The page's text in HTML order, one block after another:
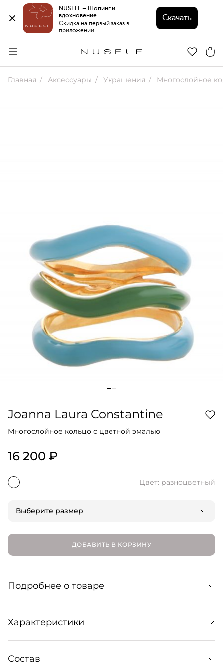
NUSELF – Шопинг и
вдохновение
Скидка на первый заказ в
приложении!
Скачать
Главная Аксессуары Украшения Многослойное
Joanna Laura Constantine
Многослойное кольцо с цветной эмалью
16 200 ₽
Цвет: разноцветный
Выберите размер
ДОБАВИТЬ В КОРЗИНУ
Подробнее о товаре
Многослойное кольцо, покрытое цветной эмалью.
Элегантное украшение, которое станет
Характеристики
Уход:
Состав